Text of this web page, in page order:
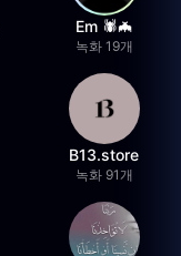
Em 🕷️🦇
녹화 19개
B13.store
녹화 91개